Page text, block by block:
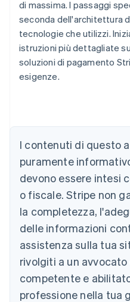
di massima. I passaggi
seconda dell'architettura
tecnologie che utilizzi.
istruzioni più dettagliate
soluzioni di pagamento
esigenze.
I contenuti di questo
puramente
devono essere intesi
o fiscale. Stripe non
la completezza,
delle informazioni
assistenza sulla tua
rivolgiti a un
competente e
professione nella tua
English
Austria
Deutsch English
Belgio
NederlandsFrançais
PortuguêsEnglish
Bulgaria
English
Canada
English Français
Cina continentale
Cipro
English